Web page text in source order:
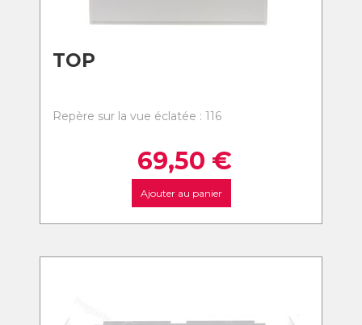
TOP
Repère sur la vue éclatée : 116
69,50 €
Ajouter au panier